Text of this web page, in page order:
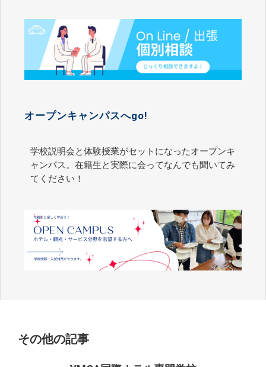
オープンキャンパスへgo!
学校説明会と体験授業がセットになったオープンキ
ャンパス。在籍生と実際に会ってなんでも聞いてみ
てください！
その他の記事